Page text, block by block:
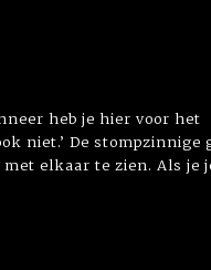
heb je hier voor het
niet.’ De stompzinnige
elkaar te zien. Als je